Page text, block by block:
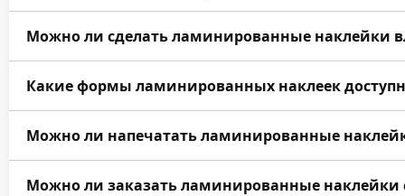
Доступна матовая, глянцевая и soft-touch
Можно ли сделать ламинированные наклейки
Да, для влагостойких наклеек лучше
уличного применения и активного использования.
Какие формы ламинированных наклеек
Доступны круглые, квадратные, прямоугольные,
Можно ли напечатать ламинированные
Да, мы печатаем ламинированные наклейки с
Можно ли заказать ламинированные наклейки